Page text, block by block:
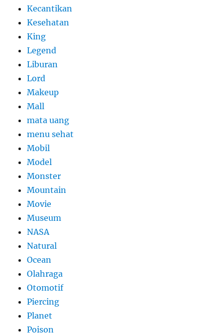
Kecantikan
Kesehatan
King
Legend
Liburan
Lord
Makeup
Mall
mata uang
menu sehat
Mobil
Model
Monster
Mountain
Movie
Museum
NASA
Natural
Ocean
Olahraga
Otomotif
Piercing
Planet
Poison